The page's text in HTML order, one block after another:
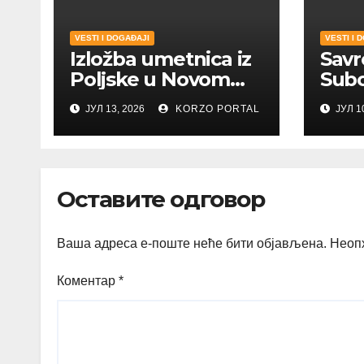
VESTI I DOGAĐAJI
Izložba umetnica iz
Poljske u Novom
Sadu
ЈУЛ 13, 2026 KORZO PORTAL
VESTI I
ЈУЛ
Оставите одговор
Ваша адреса е-поште неће бити објављена.
Коментар *